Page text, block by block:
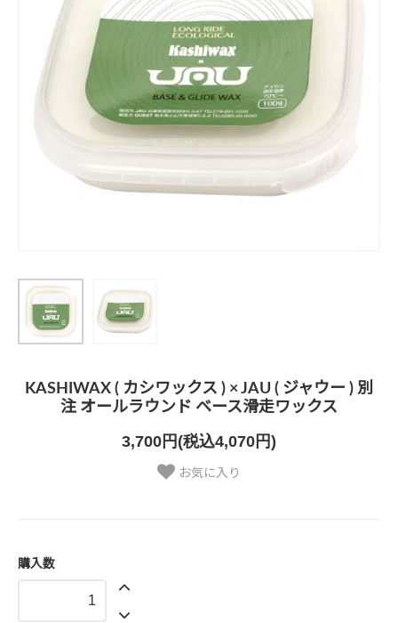
KASHIWAX ( カシワックス ) × JAU ( ジャウー ) 別
注 オールラウンド ベース滑走ワックス
3,700円(税込4,070円)
お気に入り
購入数